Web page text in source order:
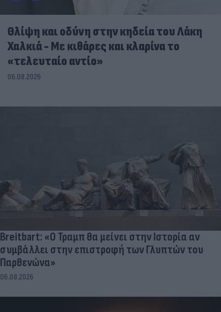
Θλίψη και οδύνη στην κηδεία του Λάκη
Χαλκιά - Με κιθάρες και κλαρίνα το
«τελευταίο αντίο»
06.08.2026
Breitbart: «Ο Τραμπ θα μείνει στην Ιστορία αν
συμβάλλει στην επιστροφή των Γλυπτών του
Παρθενώνα»
06.08.2026